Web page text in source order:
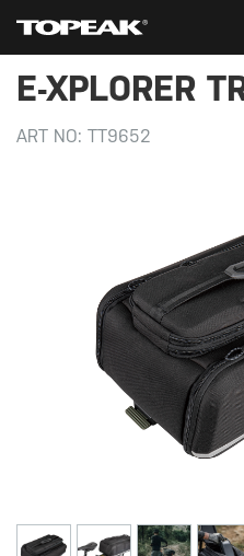
E-XPLORER
ART NO: TT9652